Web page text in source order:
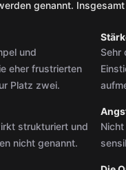
genannt.
und
eher frustrierten
Platz zwei.
Sehr
strukturiert und
nicht genannt.